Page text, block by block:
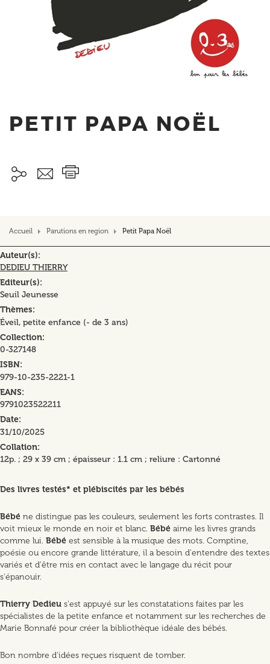
PETIT PAPA NOËL
Accueil Parutions en region Petit Papa Noël
Auteur(s)
DEDIEU THIERRY
Editeur(s)
Seuil Jeunesse
Thèmes
Éveil, petite enfance (- de 3 ans)
Collection
0-327148
ISBN
979-10-235-2221-1
EANS
9791023522211
Date
31/10/2025
Collation
12p. ; 29 x 39 cm ; épaisseur : 1.1 cm ; reliure : Cartonné
Des livres testés* et plébiscités par les bébés
Bébé ne distingue pas les couleurs, seulement les forts contrastes. Il
voit mieux le monde en noir et blanc. Bébé aime les livres grands
comme lui. Bébé est sensible à la musique des mots. Comptine,
poésie ou encore grande littérature, il a besoin d'entendre des textes
variés et d'être mis en contact avec le langage du récit pour
s'épanouir.
Thierry Dedieu s'est appuyé sur les constatations faites par les
spécialistes de la petite enfance et notamment sur les recherches de
Marie Bonnafé pour créer la bibliothèque idéale des bébés.
Bon nombre d'idées reçues risquent de tomber.